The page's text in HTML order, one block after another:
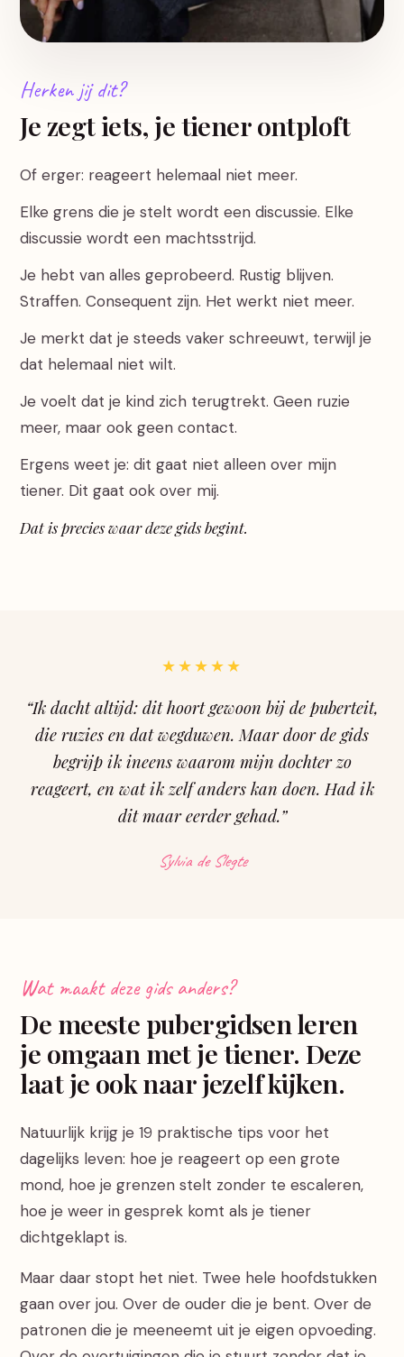
Herken jij dit?
Je zegt iets, je tiener ontploft
Of erger: reageert helemaal niet meer.
Elke grens die je stelt wordt een discussie. Elke
discussie wordt een machtsstrijd.
Je hebt van alles geprobeerd. Rustig blijven.
Straffen. Consequent zijn. Het werkt niet meer.
Je merkt dat je steeds vaker schreeuwt, terwijl je
dat helemaal niet wilt.
Je voelt dat je kind zich terugtrekt. Geen ruzie
meer, maar ook geen contact.
Ergens weet je: dit gaat niet alleen over mijn
tiener. Dit gaat ook over mij.
Dat is precies waar deze gids begint.
★★★★★
“Ik dacht altijd: dit hoort gewoon bij de puberteit,
die ruzies en dat wegduwen. Maar door de gids
begrijp ik ineens waarom mijn dochter zo
reageert, en wat ik zelf anders kan doen. Had ik
dit maar eerder gehad.”
Sylvia de Slegte
Wat maakt deze gids anders?
De meeste pubergidsen leren
je omgaan met je tiener. Deze
laat je ook naar jezelf kijken.
Natuurlijk krijg je 19 praktische tips voor het
dagelijks leven: hoe je reageert op een grote
mond, hoe je grenzen stelt zonder te escaleren,
hoe je weer in gesprek komt als je tiener
dichtgeklapt is.
Maar daar stopt het niet. Twee hele hoofdstukken
gaan over jou. Over de ouder die je bent. Over de
patronen die je meeneemt uit je eigen opvoeding.